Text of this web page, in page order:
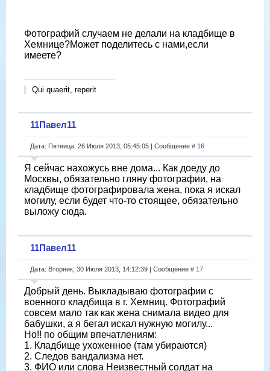
Фотографий случаем не делали на кладбище в
Хемнице?Может поделитесь с нами,если
имеете?
Qui quaerit, reperit
11Павел11
Дата: Пятница, 26 Июля 2013, 05:45:05 | Сообщение # 16
Я сейчас нахожусь вне дома... Как доеду до
Москвы, обязательно гляну фотографии, на
кладбище фотографировала жена, пока я искал
могилу, если будет что-то стоящее, обязательно
выложу сюда.
11Павел11
Дата: Вторник, 30 Июля 2013, 14:12:39 | Сообщение # 17
Добрый день. Выкладываю фотографии с
военного кладбища в г. Хемниц. Фотографий
совсем мало так как жена снимала видео для
бабушки, а я бегал искал нужную могилу...
Но!! по общим впечатлениям:
1. Кладбище ухоженное (там убираются)
2. Следов вандализма нет.
3. ФИО или слова Неизвестный солдат на